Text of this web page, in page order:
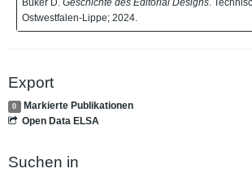
Ostwestfalen-Lippe; 2024.
Export
0
Markierte Publikationen
Open Data ELSA
Suchen in